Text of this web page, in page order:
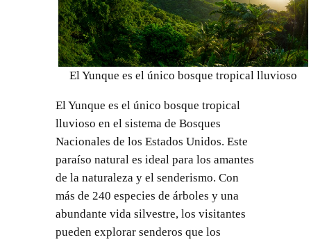
El Yunque es el único bosque tropical lluvioso
El Yunque es el único bosque tropical
lluvioso en el sistema de Bosques
Nacionales de los Estados Unidos. Este
paraíso natural es ideal para los amantes
de la naturaleza y el senderismo. Con
más de 240 especies de árboles y una
abundante vida silvestre, los visitantes
pueden explorar senderos que los